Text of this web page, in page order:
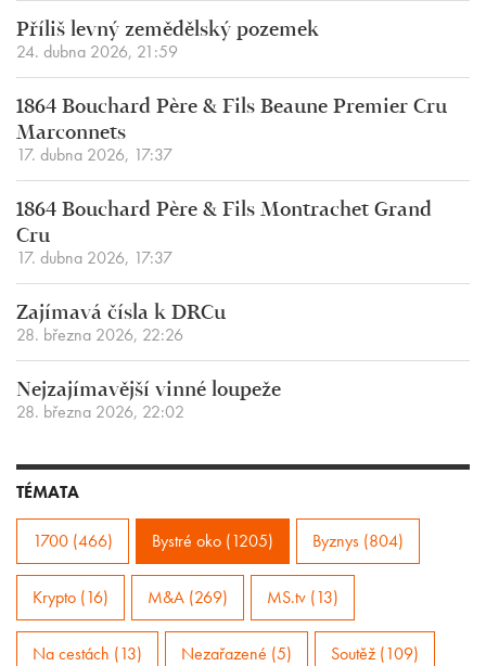
Příliš levný zemědělský pozemek
24. dubna 2026, 21:59
1864 Bouchard Père & Fils Beaune Premier Cru
Marconnets
17. dubna 2026, 17:37
1864 Bouchard Père & Fils Montrachet Grand
Cru
17. dubna 2026, 17:37
Zajímavá čísla k DRCu
28. března 2026, 22:26
Nejzajímavější vinné loupeže
28. března 2026, 22:02
TÉMATA
1700 (466) Bystré oko (1205) Byznys (804)
Krypto (16) M&A (269) MS.tv (13)
Na cestách (13) Nezařazené (5) Soutěž (109)